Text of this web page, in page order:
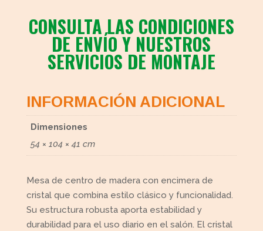
CONSULTA LAS CONDICIONES
DE ENVÍO Y NUESTROS
SERVICIOS DE MONTAJE
INFORMACIÓN ADICIONAL
Dimensiones
54 × 104 × 41 cm
Mesa de centro de madera con encimera de
cristal que combina estilo clásico y funcionalidad.
Su estructura robusta aporta estabilidad y
durabilidad para el uso diario en el salón. El cristal